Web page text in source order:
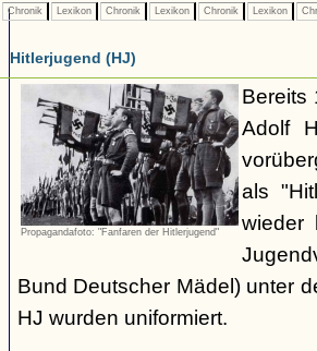
Chronik Lexikon Chronik Lexikon Chronik Lexikon
Hitlerjugend (HJ)
Propagandafoto: "Fanfaren der Hitlerjugend"
Bereits
Adolf
als
wieder
Bund Deutscher Mädel) unter
HJ wurden uniformiert.